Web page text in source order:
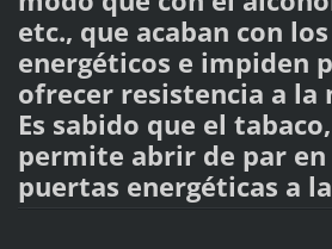
etc., que acaban con
energéticos e impiden
ofrecer resistencia a la
Es sabido que el
permite abrir de par
puertas energéticas a